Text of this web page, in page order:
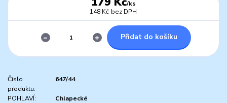
/ks
148 Kč bez DPH
Přidat do košíku
Číslo
produktu:
647/44
POHLAVÍ:
Chlapecké